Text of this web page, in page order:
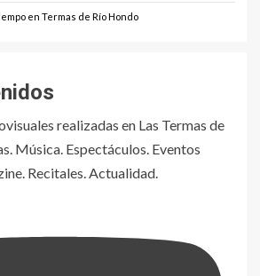
en Termas de Río Hondo
realizadas en Las Termas de
Música. Espectáculos. Eventos
Recitales. Actualidad.